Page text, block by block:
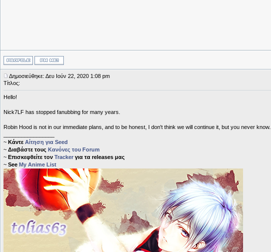
Δημοσιεύθηκε: Δευ Ιούν 22, 2020 1:08 pm
Τίτλος:
Hello!
Nick7LF has stopped fanubbing for many years.
Robin Hood is not in our immediate plans, and to be honest, I don't think we will continue it, but you never know...
~ Κάντε Αίτηση για Seed
~ Διαβάστε τους Κανόνες του Forum
~ Επισκεφθείτε τον Trackerγια τα releases μας
~ See My Anime List